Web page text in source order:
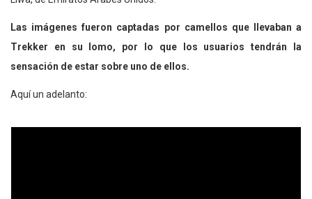
Las imágenes fueron captadas por camellos que llevaban a
Trekker en su lomo, por lo que los usuarios tendrán la
sensación de estar sobre uno de ellos.
Aquí un adelanto: